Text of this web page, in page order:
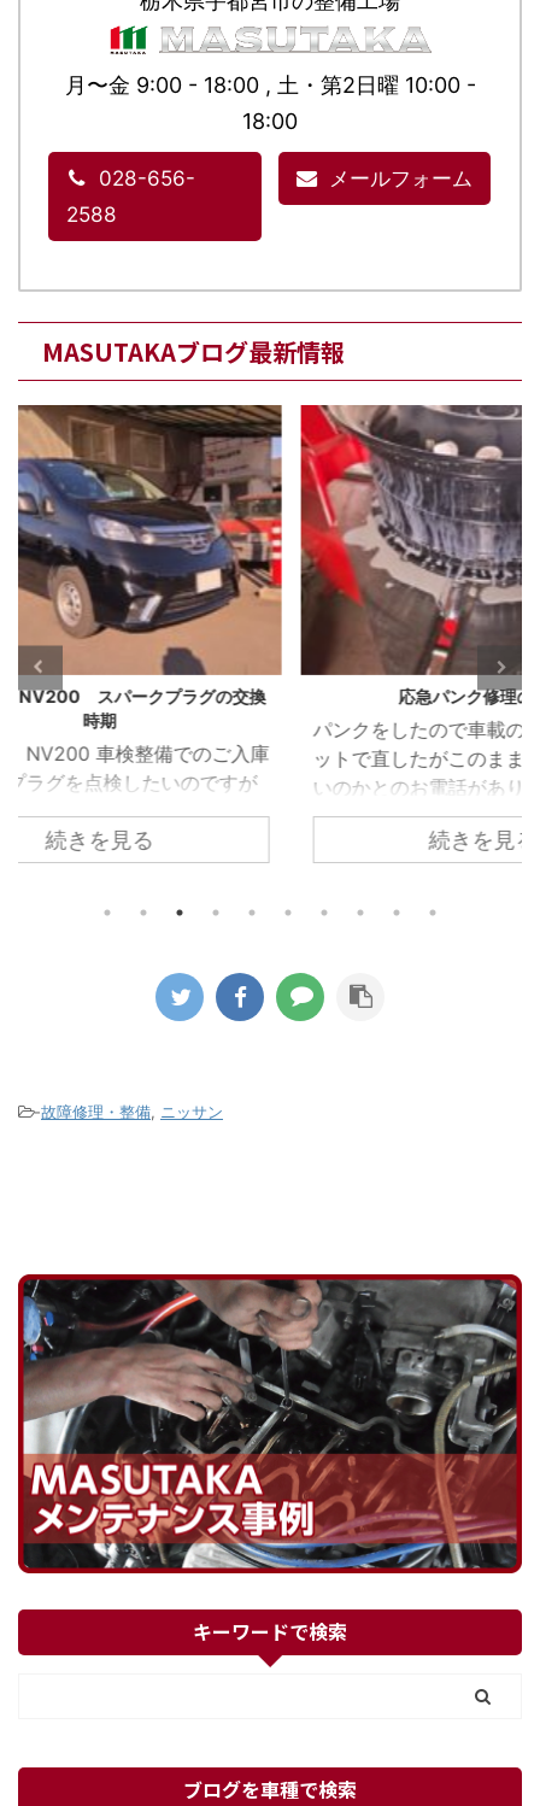
月〜金 9:00 - 18:00 , 土・第2日曜 10:00 -
18:00
028-656-
2588
メールフォーム
MASUTAKAブログ最新情報
交換
入庫
が
ール
しか
ませ
応急パンク修理の後は
パンクをしたので車載のパンク修理キ
ットで直したがこのまま乗り続けて良
いのかとのお電話がありました。 車載
のパンク修理キットはあくまでも応急
的に使うものなのでパンク修理箇所の
しています。 修理剤を使用したタイヤ
がどのようになっているか診ていきま
が大量に出てきます。 この液剤がパン
VW
VW
受け
れた
れて
でし
-故障修理・整備, ニッサン
キーワードで検索
ブログを車種で検索